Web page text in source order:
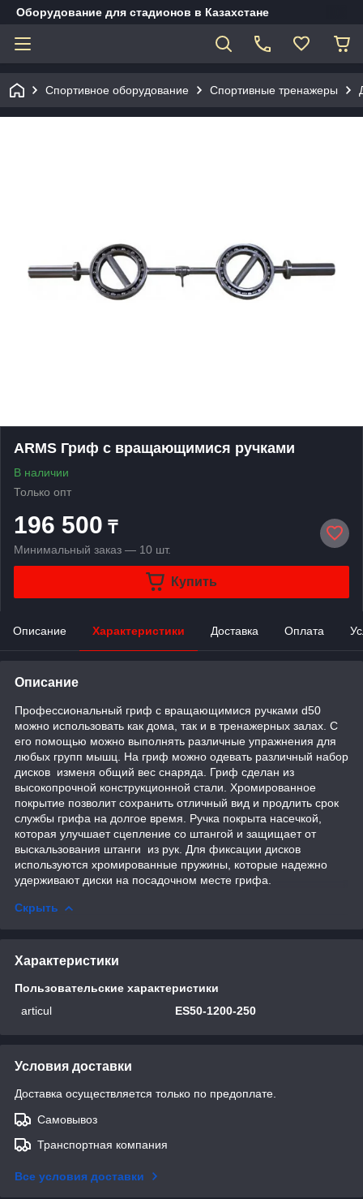
Оборудование для стадионов в Казахстане
Спортивное оборудование Спортивные тренажеры
ARMS Гриф с вращающимися ручками
В наличии
Только опт
196 500 ₸
Минимальный заказ — 10 шт.
Купить
Описание Характеристики Доставка Оплата
Описание
Профессиональный гриф с вращающимися ручками d50
можно использовать как дома, так и в тренажерных залах. С
его помощью можно выполнять различные упражнения для
любых групп мышц. На гриф можно одевать различный набор
дисков изменя общий вес снаряда. Гриф сделан из
высокопрочной конструкционной стали. Хромированное
покрытие позволит сохранить отличный вид и продлить срок
службы грифа на долгое время. Ручка покрыта насечкой,
которая улучшает сцепление со штангой и защищает от
выскальзования штанги из рук. Для фиксации дисков
используются хромированные пружины, которые надежно
удерживают диски на посадочном месте грифа.
Скрыть
Характеристики
Пользовательские характеристики
articul
ES50-1200-250
Условия доставки
Доставка осуществляется только по предоплате.
Самовывоз
Транспортная компания
Все условия доставки